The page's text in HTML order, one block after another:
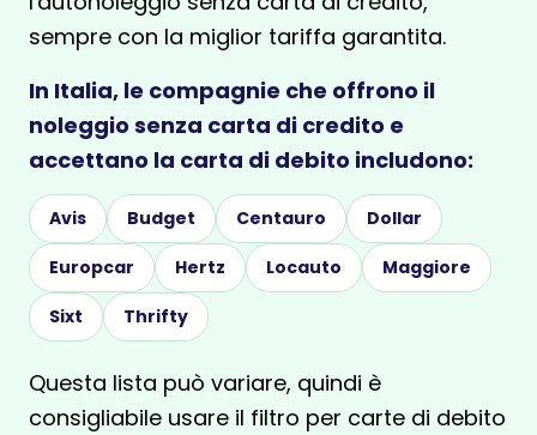
sempre con la miglior tariffa garantita.
In Italia, le compagnie che offrono il
noleggio senza carta di credito e
accettano la carta di debito includono:
Avis Budget Centauro Dollar
Europcar Hertz Locauto Maggiore
Sixt Thrifty
Questa lista può variare, quindi è
consigliabile usare il filtro per carte di debito